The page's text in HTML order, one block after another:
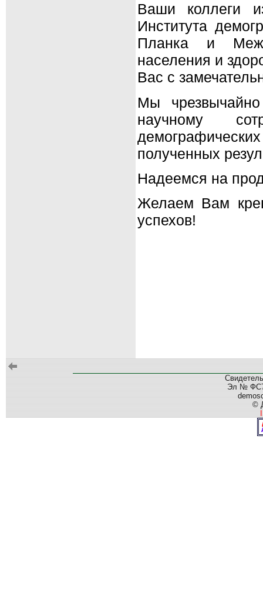
Ваши коллеги
Института
Планка и
населения и
Вас с
Мы
научному
полученных
Надеемся на
Желаем Вам
успехов!
Эл №
©